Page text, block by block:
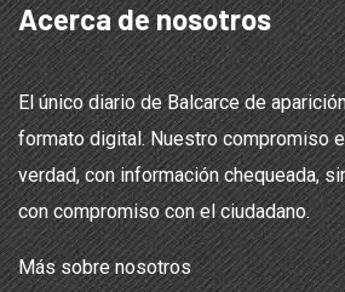
Acerca de nosotros
El único diario de Balcarce de
formato digital. Nuestro compromiso
verdad, con información chequeada,
con compromiso con el ciudadano.
Más sobre nosotros